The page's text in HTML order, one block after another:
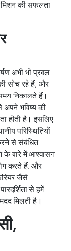
की सफलता
अभी भी प्रबल
सोच रहे हैं, और
निकालते हैं।
भविष्य की
होती है। इसलिए
परिस्थितियों
से संबंधित
के बारे में आश्वासन
करते हैं, और
जैसे
से हमें
मिलती है।